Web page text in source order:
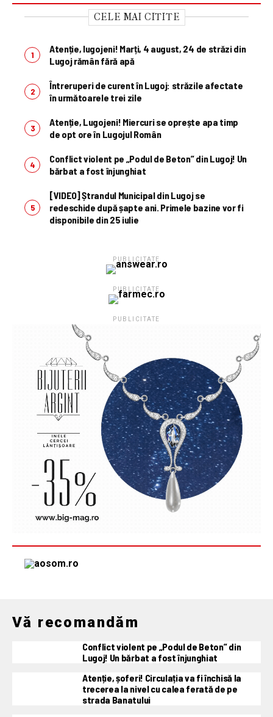
CELE MAI CITITE
Atenție, lugojeni! Marți, 4 august, 24 de străzi din
Lugoj rămân fără apă
Întreruperi de curent în Lugoj: străzile afectate
în următoarele trei zile
Atenție, Lugojeni! Miercuri se oprește apa timp
de opt ore în Lugojul Român
Conflict violent pe „Podul de Beton” din Lugoj! Un
bărbat a fost înjunghiat
[VIDEO] Ștrandul Municipal din Lugoj se
redeschide după șapte ani. Primele bazine vor fi
disponibile din 25 iulie
PUBLICITATE
PUBLICITATE
PUBLICITATE
Vă recomandăm
Conflict violent pe „Podul de Beton” din
Lugoj! Un bărbat a fost înjunghiat
Atenție, șoferi! Circulația va fi închisă la
trecerea la nivel cu calea ferată de pe
strada Banatului